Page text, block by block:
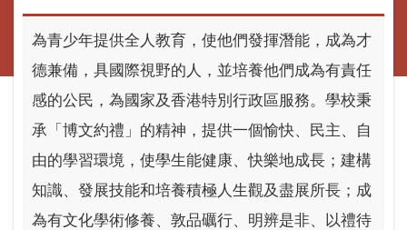
為青少年提供全人教育，使他們發揮潛能，成為才
德兼備，具國際視野的人，並培養他們成為有責任
感的公民，為國家及香港特別行政區服務。學校秉
承「博文約禮」的精神，提供一個愉快、民主、自
由的學習環境，使學生能健康、快樂地成長；建構
知識、發展技能和培養積極人生觀及盡展所長；成
為有文化學術修養、敦品礪行、明辨是非、以禮待